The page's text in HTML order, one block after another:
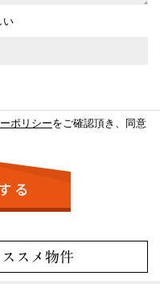
い
ポリシーをご確認頂き、同意
スメ物件